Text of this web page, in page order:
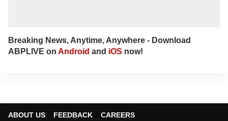
Breaking News, Anytime, Anywhere - Download
ABPLIVE on Android and iOS now!
ABOUT US FEEDBACK CAREERS